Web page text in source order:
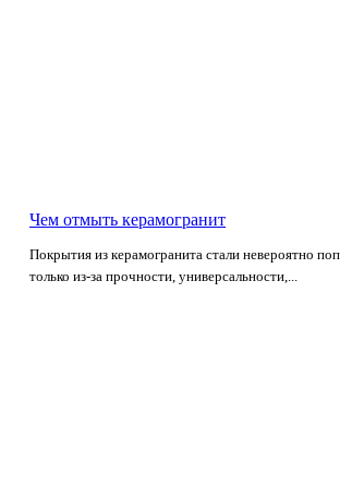
Чем отмыть керамогранит
Покрытия из керамогранита стали невероятно
только из-за прочности, универсальности,...